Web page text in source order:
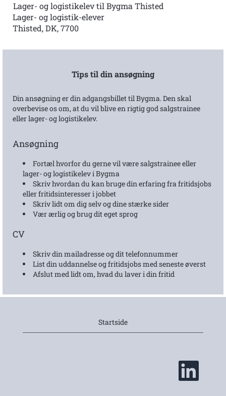
Lager- og logistikelev til Bygma Thisted
Lager- og logistik-elever
Thisted, DK, 7700
Tips til din ansøgning
Din ansøgning er din adgangsbillet til Bygma. Den skal
overbevise os om, at du vil blive en rigtig god salgstrainee
eller lager- og logistikelev.
Ansøgning
Fortæl hvorfor du gerne vil være salgstrainee eller
lager- og logistikelev i Bygma
Skriv hvordan du kan bruge din erfaring fra fritidsjobs
eller fritidsinteresser i jobbet
Skriv lidt om dig selv og dine stærke sider
Vær ærlig og brug dit eget sprog
CV
Skriv din mailadresse og dit telefonnummer
List din uddannelse og fritidsjobs med seneste øverst
Afslut med lidt om, hvad du laver i din fritid
Startside
Å
e